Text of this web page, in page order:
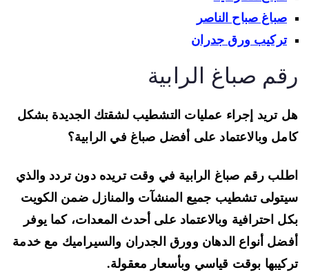
صباغ صباح الناصر
تركيب ورق جدران
صباغ الرابية
تريد إجراء عمليات التشطيب لشقتك الجديدة بشكل
وبالاعتماد على أفضل صباغ في الرابية؟
رقم صباغ الرابية في وقت تريده دون تردد والذي
تشطيب جميع المنشآت والمنازل ضمن الكويت
احترافية وبالاعتماد على أحدث المعدات، كما يوفر
أنواع الدهان وورق الجدران والسيراميك مع خدمة
بوقت قياسي وبأسعار معقولة.